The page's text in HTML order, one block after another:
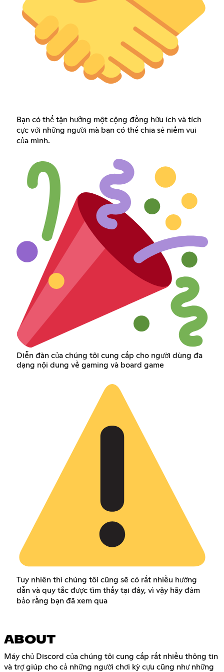
Bạn có thể tận hưởng một cộng đồng hữu ích và tích
cực với những người mà bạn có thể chia sẻ niềm vui
của mình.
Diễn đàn của chúng tôi cung cấp cho người dùng đa
dạng nội dung về gaming và board game
Tuy nhiên thì chúng tôi cũng sẽ có rất nhiều hướng
dẫn và quy tắc được tìm thấy tại đây, vì vậy hãy đảm
bảo rằng bạn đã xem qua
ABOUT
Máy chủ Discord của chúng tôi cung cấp rất nhiều thông tin
và trợ giúp cho cả những người chơi kỳ cựu cũng như những